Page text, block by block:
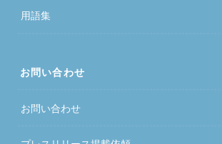
用語集
お問い合わせ
お問い合わせ